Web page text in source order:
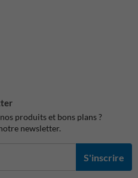
produits et bons plans ?
newsletter.
S'inscrire